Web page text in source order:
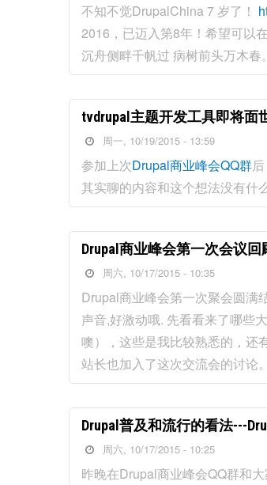
不知不觉DrupalChina 7 岁了！
2016，已迈入第8年！希望可以
沉舟侧畔千帆过 病树前头万木春。
tvdrupal主题开发工具即将面
周一, 10/19/2015 - 13:59
参加上次Drupal商业峰会QQ群
其实聊的内容和这个想法没有什
Drupal商业峰会第一次会议回
周六, 10/17/2015 - 10:35
Drupal商业峰会第一次聚会圆满
声音,好激动哦. 先看看来了哪些
噢），这些是我比较熟悉的，还
站长也加入了这次交流会的讨论。
Drupal普及和流行的看法---
周六, 10/17/2015 - 10:25
昨晚在Drupal商业峰会QQ群和